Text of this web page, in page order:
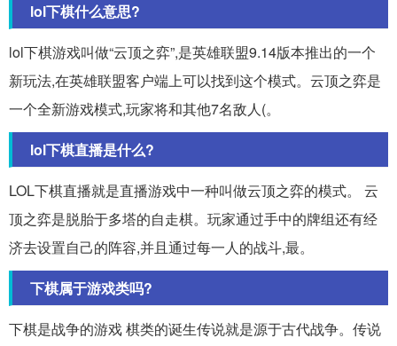
lol下棋什么意思?
lol下棋游戏叫做“云顶之弈”,是英雄联盟9.14版本推出的一个
新玩法,在英雄联盟客户端上可以找到这个模式。云顶之弈是
一个全新游戏模式,玩家将和其他7名敌人(。
lol下棋直播是什么?
LOL下棋直播就是直播游戏中一种叫做云顶之弈的模式。 云
顶之弈是脱胎于多塔的自走棋。玩家通过手中的牌组还有经
济去设置自己的阵容,并且通过每一人的战斗,最。
下棋属于游戏类吗?
下棋是战争的游戏 棋类的诞生传说就是源于古代战争。传说